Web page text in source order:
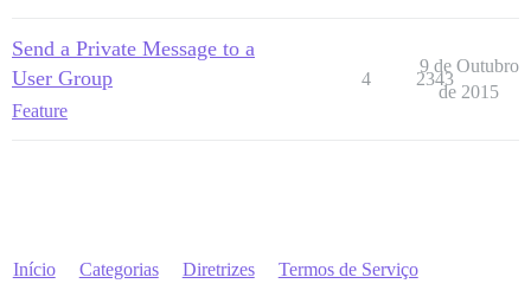
Send a Private Message to a
User Group
Feature
4 2343
9 de Outubro
de 2015
Início Categorias Diretrizes Termos de Serviço